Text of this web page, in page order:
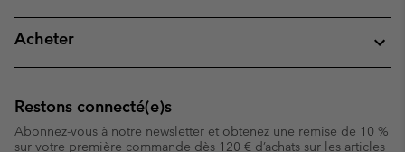
Acheter
Restons connecté(e)s
Abonnez-vous à notre newsletter et obtenez une remise de 10 %
sur votre première commande dès 120 € d’achats sur les articles